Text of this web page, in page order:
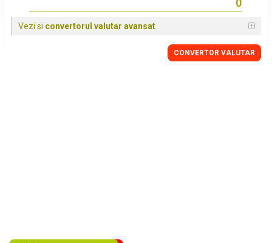
Vezi si convertorul valutar avansat
CONVERTOR VALUTAR